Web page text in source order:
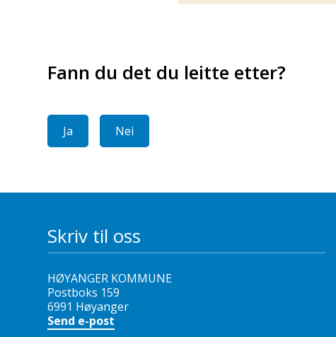
Fann du det du leitte etter?
Ja Nei
Skriv til oss
HØYANGER KOMMUNE
Postboks 159
6991 Høyanger
Send e-post